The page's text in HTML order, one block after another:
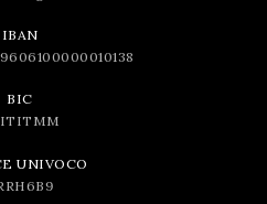
IBAN
BIC
UNIVOCO